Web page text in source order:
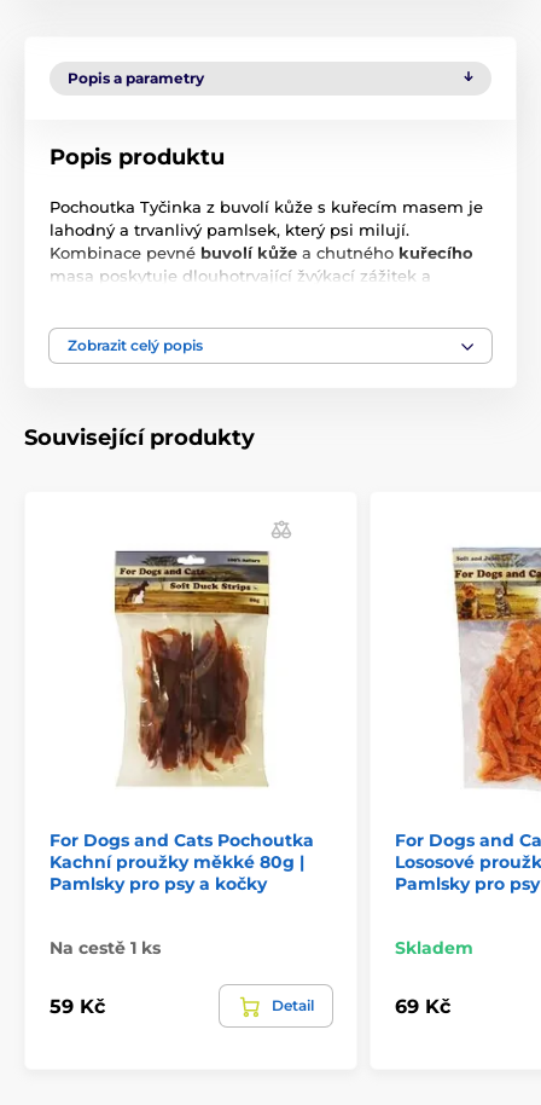
Popis a parametry
Popis produktu
Pochoutka Tyčinka z buvolí kůže s kuřecím masem je
lahodný a trvanlivý pamlsek, který psi milují.
Kombinace pevné buvolí kůže a chutného kuřecího
masa poskytuje dlouhotrvající žvýkací zážitek a
dlouhé chvíle zábavy.
Složení:60,8% kuře, 22% kůže, 4% škrob, 2% sorbitol,
6% glycerin, 5% rost.protein, 0,2% sůl
6% hrubý popel, 1% hrubá vláknina, 18% vlhkost
Technické specifikace se mohou změnit bez
výslovného upozornění. Obrázky mají pouze
ilustrativní charakter.
Zobrazit celý popis
Související produkty
For Dogs and Cats Pochoutka
Kachní proužky měkké 80g |
Pamlsky pro psy a kočky
Na cestě 1 ks
59 Kč Detail
For Dogs and
Lososové
Pamlsky pro
Skladem
69 Kč